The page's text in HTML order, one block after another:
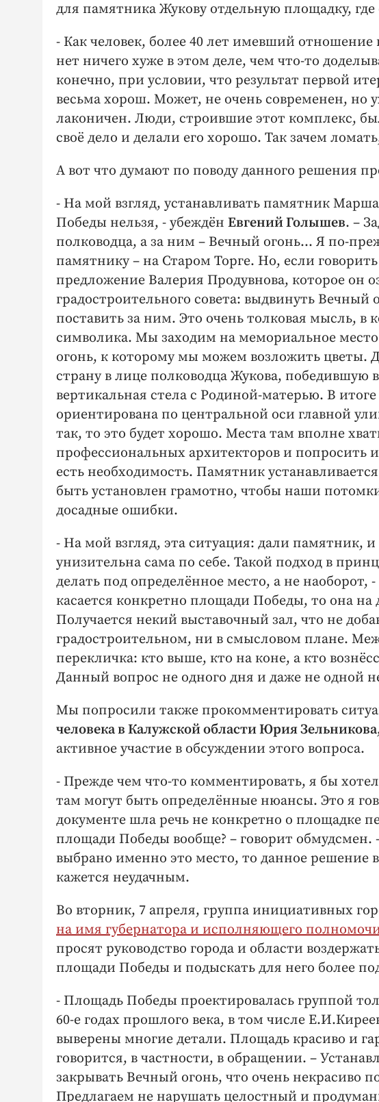
для памятника Жукову отдельную площадку,
- Как человек, более 40 лет имевший
нет ничего хуже в этом деле, чем что-то
конечно, при условии, что результат первой
весьма хорош. Может, не очень современен, но
лаконичен. Люди, строившие этот комплекс,
своё дело и делали его хорошо. Так зачем
А вот что думают по поводу данного решения
- На мой взгляд, устанавливать памятник
Победы нельзя, - убеждён Евгений Голышев. –
полководца, а за ним – Вечный огонь… Я по-
памятнику – на Старом Торге. Но, если
предложение Валерия Продувнова, которое он
градостроительного совета: выдвинуть
поставить за ним. Это очень толковая мысль, в
символика. Мы заходим на мемориальное
огонь, к которому мы можем возложить
страну в лице полководца Жукова, победившую
вертикальная стела с Родиной-матерью. В
ориентирована по центральной оси главной
так, то это будет хорошо. Места там вполне
профессиональных архитекторов и попросить
есть необходимость. Памятник
быть установлен грамотно, чтобы наши
досадные ошибки.
- На мой взгляд, эта ситуация: дали памятник,
унизительна сама по себе. Такой подход в
делать под определённое место, а не наоборот, -
касается конкретно площади Победы, то она
Получается некий выставочный зал, что не
градостроительном, ни в смысловом плане.
перекличка: кто выше, кто на коне, а кто
Данный вопрос не одного дня и даже не одной
Мы попросили также прокомментировать
человека в Калужской области Юрия Зельникова
активное участие в обсуждении этого вопроса.
- Прежде чем что-то комментировать, я бы
там могут быть определённые нюансы. Это я
документе шла речь не конкретно о площадке
площади Победы вообще? – говорит
выбрано именно это место, то данное решение
кажется неудачным.
Во вторник, 7 апреля, группа инициативных
на имя губернатора и исполняющего
просят руководство города и области
площади Победы и подыскать для него более
- Площадь Победы проектировалась группой
60-е годах прошлого века, в том числе
выверены многие детали. Площадь красиво и
говорится, в частности, в обращении. –
закрывать Вечный огонь, что очень
Предлагаем не нарушать целостный и